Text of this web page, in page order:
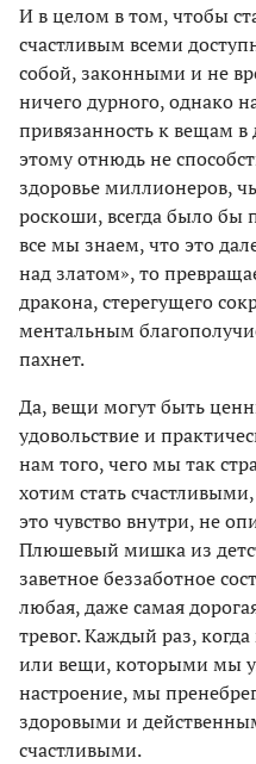
И в целом в том, чтобы
счастливым всеми
собой, законными и не
ничего дурного, однако
привязанность к вещам в
этому отнюдь не
здоровье миллионеров,
роскоши, всегда было
все мы знаем, что это
над златом», то
дракона, стерегущего
ментальным
пахнет.
Да, вещи могут быть
удовольствие и
нам того, чего мы так
хотим стать
это чувство внутри, не
Плюшевый мишка из
заветное беззаботное
любая, даже самая
тревог. Каждый раз,
или вещи, которыми мы
настроение, мы
здоровыми и
счастливыми.